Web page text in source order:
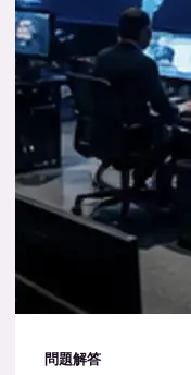
問題解答